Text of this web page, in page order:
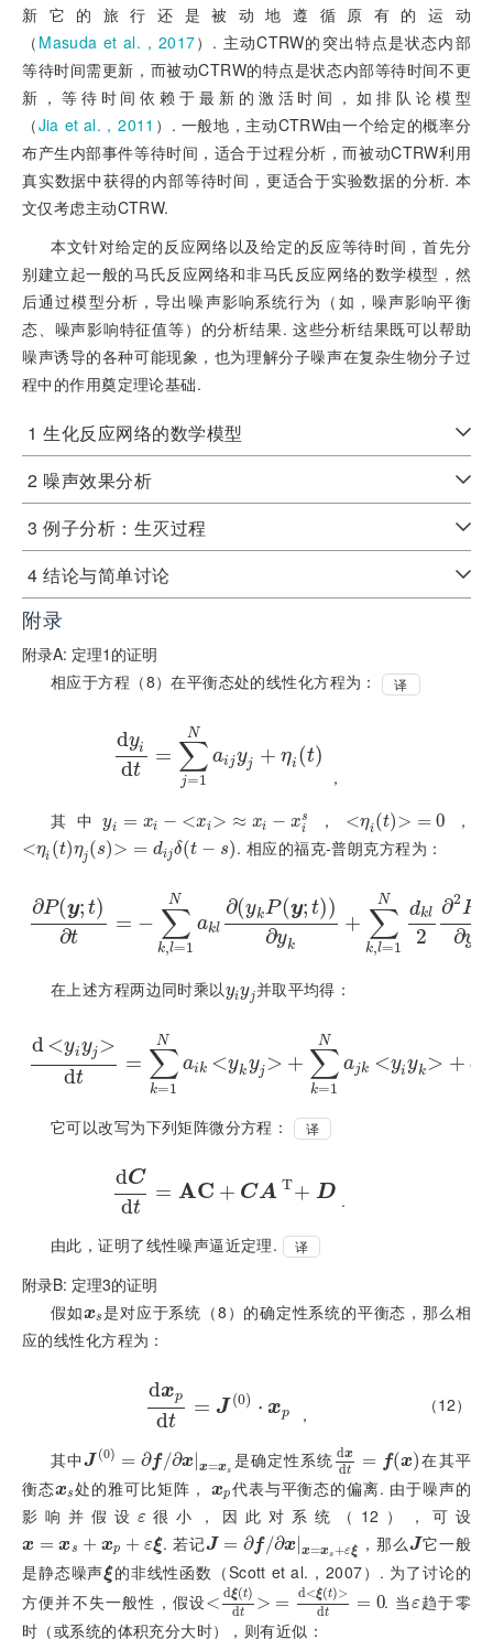
新它的旅行还是被动地遵循原有的运动
（ Masuda et al.，2017）. 主动CTRW的突出特点是状态内部
等待时间需更新，而被动CTRW的特点是状态内部等待时间不更
新，等待时间依赖于最新的激活时间，如排队论模型
（Jia et al.，2011 ）. 一般地，主动CTRW由一个给定的概率分
布产生内部事件等待时间，适合于过程分析，而被动CTRW利用
真实数据中获得的内部等待时间，更适合于实验数据的分析. 本
文仅考虑主动CTRW.
本文针对给定的反应网络以及给定的反应等待时间，首先分
别建立起一般的马氏反应网络和非马氏反应网络的数学模型，然
后通过模型分析，导出噪声影响系统行为（如，噪声影响平衡
态、噪声影响特征值等）的分析结果. 这些分析结果既可以帮助
噪声诱导的各种可能现象，也为理解分子噪声在复杂生物分子过
程中的作用奠定理论基础.
1 生化反应网络的数学模型
2 噪声效果分析
3 例子分析：生灭过程
4 结论与简单讨论
附录
附录A: 定理1的证明
相应于方程（8）在平衡态处的线性化方程为：
译
dyi
dt
= ∑
j=1
N
aijyj + ηi (t)
d yid =∑ =1Naij yj+ ηit
，
其中yi = xi − <xi> ≈ xi − xs
i
yi= xi- xi≈ xi- xis ， <ηi (t)> = 0
ηit=0
，
<ηi (t)ηj(s)> = dijδ(t − s)
ηitηjs=dijδt-s . 相应的福克-普朗克方程为：
∂P(y; t)
∂t
= − ∑
k,l=1
N
akl
∂(ykP(y; t))
∂yk
+ ∑
k,l=1
N dkl
2
∂2P
∂y
∂Py;t∂ =-∑ k,l =1 Nakl∂ykPy;t∂yk+∑k,l= 1N dk 2 ∂2Py;t∂yk
在上述方程两边同时乘以yiyj
yiyj 并取平均得：
d<yiyj >
dt
= ∑
k=1
N
aik <ykyj > + ∑
k=1
N
ajk <yiyk > + d
dy yjd t=∑ k=1Naikykyj+∑k= 1N ajkyi yk+dij
它可以改写为下列矩阵微分方程： 译
dC
dt
= AC + CA T+ D
dC dt=AC+ CAT+ D
.
由此，证明了线性噪声逼近定理.
译
附录B: 定理3的证明
假如xs
xs 是对应于系统（8）的确定性系统的平衡态，那么相
应的线性化方程为：
dxp
dt
= J (0) ⋅ xp
dx pdt =J0⋅x p ， （12）
其中J (0) = ∂f/∂x|x=xs
J0=∂ /∂xx=xs 是确定性系统 dx
dt = f(x)
dxd t=f
在其平
衡态xs
xs 处的雅可比矩阵，xp
xp代表与平衡态的偏离. 由于噪声的
影响并假设 ε
ε 很小，因此对系统（12），可设
x = xs + xp + εξ
x= xs +xp +ε ξ . 若记J = ∂f/∂x|x=xs+εξ
J= ∂f/ ∂xx=xs+εξ ，那么J
J 它一般
是静态噪声ξ
ξ的非线性函数（Scott et al.，2007）. 为了讨论的
方便并不失一般性，假设< dξ(t)
dt > = d<ξ(t)>
dt = 0
dξtdt=dξt dt= 0 . 当ε
ε趋于零
时（或系统的体积充分大时），则有近似：